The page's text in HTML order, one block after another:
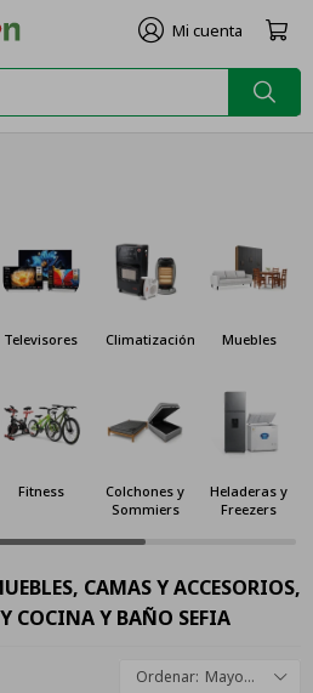
Televisores Climatización Muebles
Fitness
Colchones y
Sommiers
Heladeras y
Freezers
CAMAS Y ACCESORIOS,
COCINA Y BAÑO SEFIA
Mayor descuento